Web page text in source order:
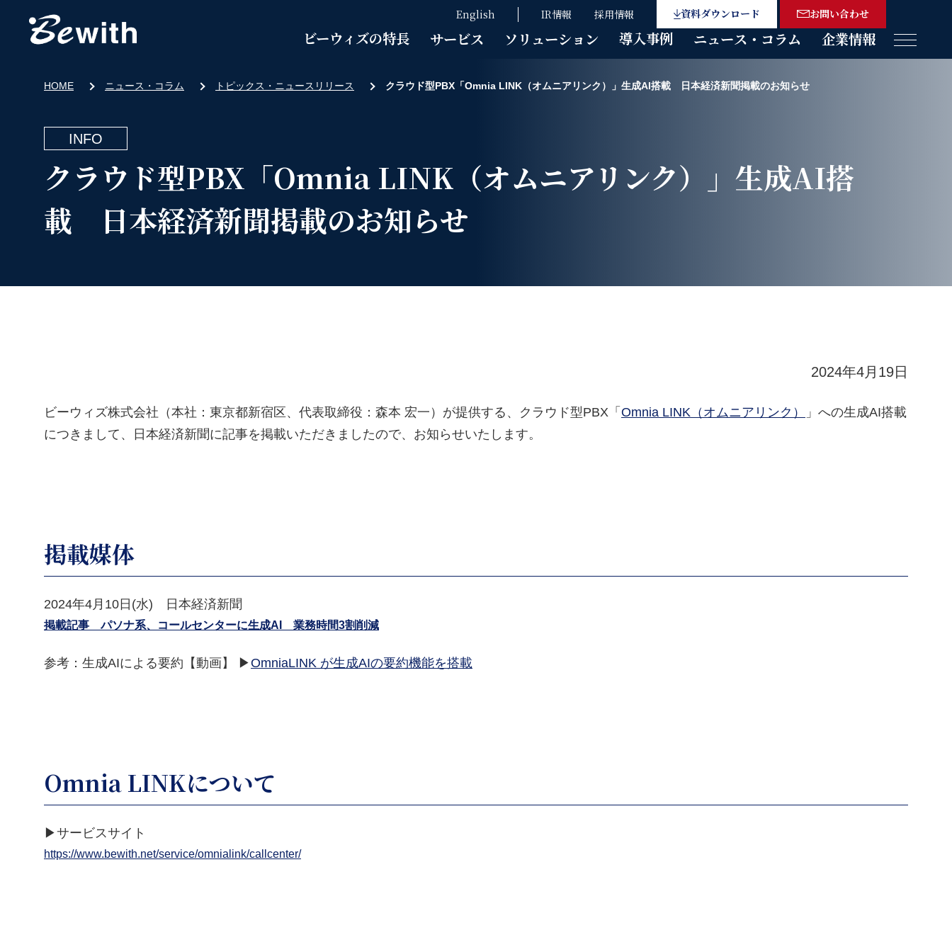
English IR情報 採用情報 資料ダウンロード お問い合わせ
ビーウィズの特長 サービス ソリューション 導入事例 ニュース・コラム 企業情報 メニュ
HOME ニュース・コラム トピックス・ニュースリリース クラウド型PBX「Omnia LINK（オムニアリンク）」生成AI搭載 日本経済新聞掲載のお知らせ
クラウド型PBX「Omnia LINK（オムニアリンク）」生成AI搭
載 日本経済新聞掲載のお知らせ
INFO
2024年4月19日
ビーウィズ株式会社（本社：東京都新宿区、代表取締役：森本 宏一）が提供する、クラウド型PBX「 Omnia LINK（オムニアリンク）
」への生成AI搭載
につきまして、日本経済新聞に記事を掲載いただきましたので、お知らせいたします。
掲載媒体
2024年4月10日(水) 日本経済新聞
掲載記事 パソナ系、コールセンターに生成AI 業務時間3割削減
参考：生成AIによる要約【動画】 ▶OmniaLINK が生成AIの要約機能を搭載
Omnia LINKについて
▶サービスサイト
https://www.bewith.net/service/omnialink/callcenter/